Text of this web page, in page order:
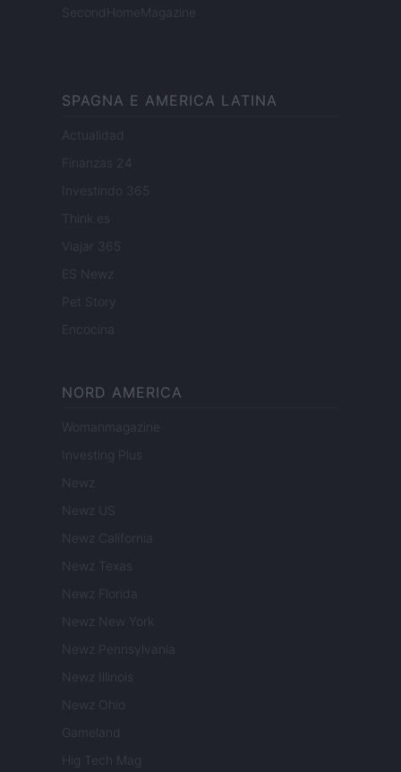
SecondHomeMagazine
SPAGNA E AMERICA LATINA
Actualidad
Finanzas 24
Investindo 365
Think.es
Viajar 365
ES Newz
Pet Story
Encocina
NORD AMERICA
Womanmagazine
Investing Plus
Newz
Newz US
Newz California
Newz Texas
Newz Florida
Newz New York
Newz Pennsylvania
Newz Illinois
Newz Ohio
Gameland
Hig Tech Mag